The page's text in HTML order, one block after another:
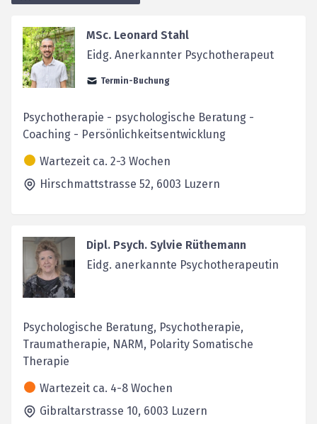
MSc. Leonard Stahl
Eidg. Anerkannter Psychotherapeut
Termin-Buchung
Psychotherapie - psychologische Beratung -
Coaching - Persönlichkeitsentwicklung
Wartezeit ca. 2-3 Wochen
Hirschmattstrasse 52, 6003 Luzern
Dipl. Psych. Sylvie Rüthemann
Eidg. anerkannte Psychotherapeutin
Psychologische Beratung, Psychotherapie,
Traumatherapie, NARM, Polarity Somatische
Therapie
Wartezeit ca. 4-8 Wochen
Gibraltarstrasse 10, 6003 Luzern